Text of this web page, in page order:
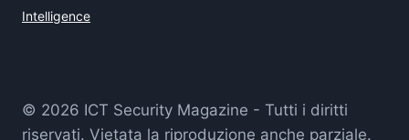
Intelligence
© 2026 ICT Security Magazine - Tutti i diritti
riservati. Vietata la riproduzione anche parziale.